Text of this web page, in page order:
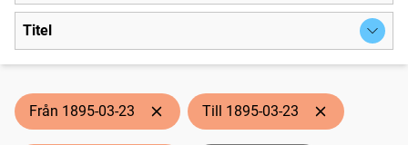
Titel
Från 1895-03-23 Till 1895-03-23